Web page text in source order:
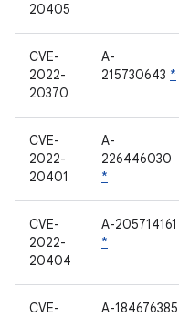
20405
CVE-
2022-
20370
A-
215730643 *
CVE-
2022-
20401
A-
226446030
*
CVE-
2022-
20404
A-205714161
*
CVE-
A-184676385